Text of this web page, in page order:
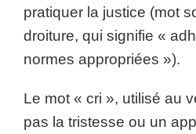
pratiquer la justice (mot
droiture, qui signifie «
normes appropriées »).
Le mot « cri », utilisé au
pas la tristesse ou un